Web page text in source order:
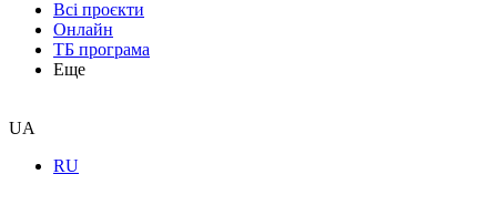
Всі проєкти
Онлайн
ТБ програма
Еще
UA
RU